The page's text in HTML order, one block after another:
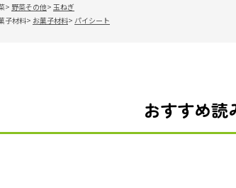
野菜その他 玉ねぎ
子材料
お菓子材料 パイシート
おすすめ読